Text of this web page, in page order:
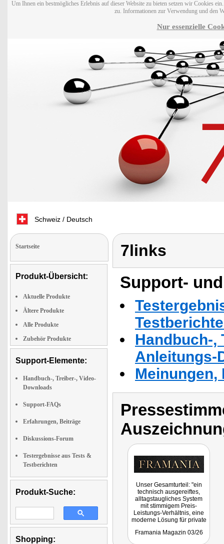
Um Ihnen ein bestmögliches Erlebnis auf dieser Website zu bieten setzen wir Cookies
zu. Informationen zur Verwendung und den
Nur essenzielle
Schweiz / Deutsch
Startseite
Produkt-Übersicht:
Aktuelle Produkte
Ältere Produkte
Alle Produkte
Zubehör Produkte
Support-Elemente:
Handbuch-, Treiber-, Video-
Downloads
Support-FAQs
Erfahrungen, Beiträge
Diskussions-Forum
Testergebnisse aus Tests &
Testberichten
Produkt-Suche:
Shopping:
7links
Support-
Handbuch-,
Anleitungs-
Unser Gesamturteil: "ein
technisch ausgereiftes,
alltagstaugliches System
mit stimmigem Preis-
Leistungs-Verhältnis, eine
moderne Lösung für private
verlässliche
Framania Magazin 03/26